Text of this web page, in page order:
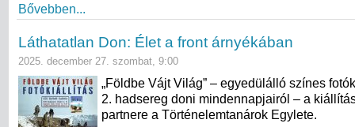
Bővebben...
Láthatatlan Don: Élet a front árnyékában
2025. december 27. szombat, 9:00
„Földbe Vájt Világ” – egyedülálló színes
2. hadsereg doni mindennapjairól – a
partnere a Történelemtanárok Egylete.